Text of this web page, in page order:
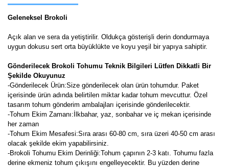
Geleneksel Brokoli
Açık alan ve sera da yetiştirilir. Oldukça gösterişli derin dondurmaya
uygun dokusu sert orta büyüklükte ve koyu yeşil bir yapıya sahiptir.
Gönderilecek Brokoli Tohumu Teknik Bilgileri Lütfen Dikkatli Bir
Şekilde Okuyunuz
-Gönderilecek Ürün:Size gönderilecek olan ürün tohumdur. Paket
içerisinde ürün adında belirtilen miktar kadar tohum mevcuttur. Özel
tasarım tohum gönderim ambalajları içerisinde gönderilecektir.
-Tohum Ekim Zamanı:İlkbahar, yaz, sonbahar ve iç mekan içerisinde
her zaman
-Tohum Ekim Mesafesi:Sıra arası 60-80 cm, sıra üzeri 40-50 cm arası
olacak şekilde ekim yapabilirsiniz.
-Brokoli Tohumu Ekim Derinliği:Tohum çapının 2-3 katı. Tohumu fazla
derine ekmeniz tohum çıkışını engelleyecektir. Bu yüzden derine